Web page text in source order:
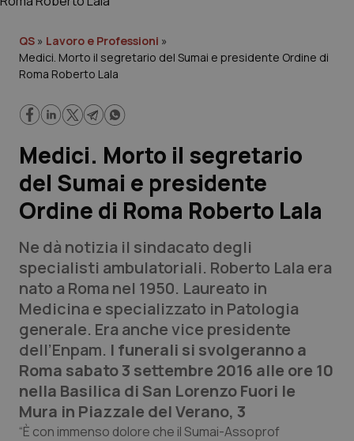
Governo e Parlamento
Regioni e Asl
Lavoro e Professioni
Scienza e Farmaci
Studi e Analisi
Lettere al direttore
Edizioni Regionali
QS Pro
Professionisti Sanitari.AI
Abruzzo
QS Pro Gold
QS » Lavoro e Professioni »
Medici. Morto il segretario del Sumai e presidente Ordine di
Roma Roberto Lala
Medici. Morto il segretario
del Sumai e presidente
Ordine di Roma Roberto Lala
Ne dà notizia il sindacato degli
specialisti ambulatoriali. Roberto Lala era
nato a Roma nel 1950. Laureato in
Medicina e specializzato in Patologia
generale. Era anche vice presidente
dell’Enpam. I funerali si svolgeranno a
Roma sabato 3 settembre 2016 alle ore 10
nella Basilica di San Lorenzo Fuori le
Mura in Piazzale del Verano, 3
“È con immenso dolore che il Sumai-Assoprof